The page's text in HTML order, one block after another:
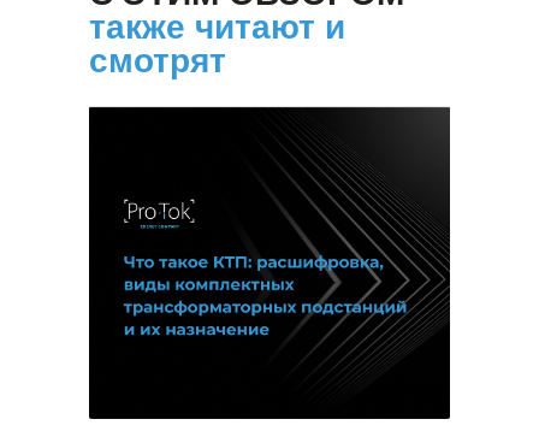
также читают и
смотрят